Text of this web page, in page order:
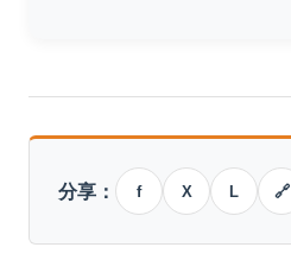
分享： f X L 🔗